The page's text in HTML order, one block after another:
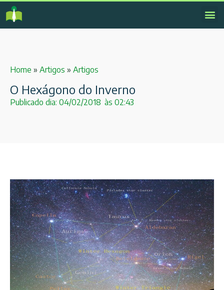
Home » Artigos » Artigos
O Hexágono do Inverno
Publicado dia: 04/02/2018 às 02:43